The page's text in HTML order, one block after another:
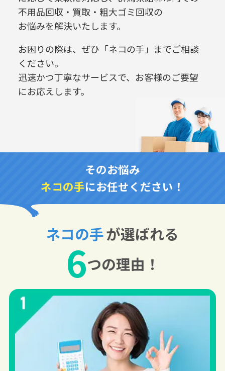
不用品回収・買取・粗大ゴミ回収の
お悩みを解決いたします。
お困りの際は、ぜひ「ネコの手」までご相談
ください。
迅速かつ丁寧なサービスで、お客様のご要望
にお応えします。
そのお悩み
ネコの手にお任せください！
ネコの手が選ばれる
6つの理由！